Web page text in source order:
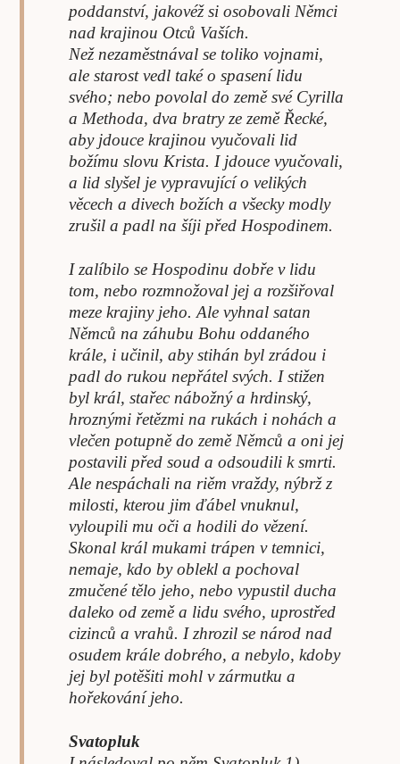
poddanství, jakovéž si osobovali Němci
nad krajinou Otců Vaších.
Než nezaměstnával se toliko vojnami,
ale starost vedl také o spasení lidu
svého; nebo povolal do země své Cyrilla
a Methoda, dva bratry ze země Řecké,
aby jdouce krajinou vyučovali lid
božímu slovu Krista. I jdouce vyučovali,
a lid slyšel je vypravující o velikých
věcech a divech božích a všecky modly
zrušil a padl na šíji před Hospodinem.
I zalíbilo se Hospodinu dobře v lidu
tom, nebo rozmnožoval jej a rozšiřoval
meze krajiny jeho. Ale vyhnal satan
Němců na záhubu Bohu oddaného
krále, i učinil, aby stihán byl zrádou i
padl do rukou nepřátel svých. I stižen
byl král, stařec nábožný a hrdinský,
hroznými řetězmi na rukách i nohách a
vlečen potupně do země Němců a oni jej
postavili před soud a odsoudili k smrti.
Ale nespáchali na riěm vraždy, nýbrž z
milosti, kterou jim ďábel vnuknul,
vyloupili mu oči a hodili do vězení.
Skonal král mukami trápen v temnici,
nemaje, kdo by oblekl a pochoval
zmučené tělo jeho, nebo vypustil ducha
daleko od země a lidu svého, uprostřed
cizinců a vrahů. I zhrozil se národ nad
osudem krále dobrého, a nebylo, kdoby
jej byl potěšiti mohl v zármutku a
hořekování jeho.
Svatopluk